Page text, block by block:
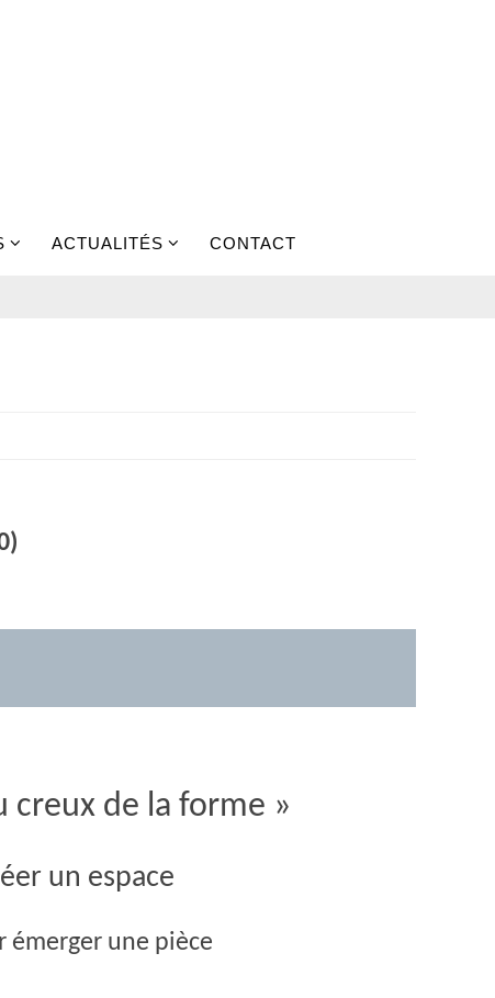
ACTUALITÉS CONTACT
creux de la forme »
un espace
émerger une pièce